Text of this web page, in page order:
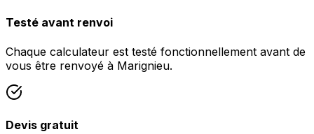
Testé avant renvoi
Chaque calculateur est testé fonctionnellement avant de
vous être renvoyé à Marignieu.
Devis gratuit